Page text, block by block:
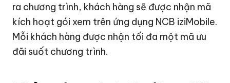
ra chương trình, khách hàng sẽ được nhận mã
kích hoạt gói xem trên ứng dụng NCB iziMobile.
Mỗi khách hàng được nhận tối đa một mã ưu
đãi suốt chương trình.